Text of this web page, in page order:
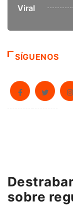
Viral
SÍGUENOS
sobre